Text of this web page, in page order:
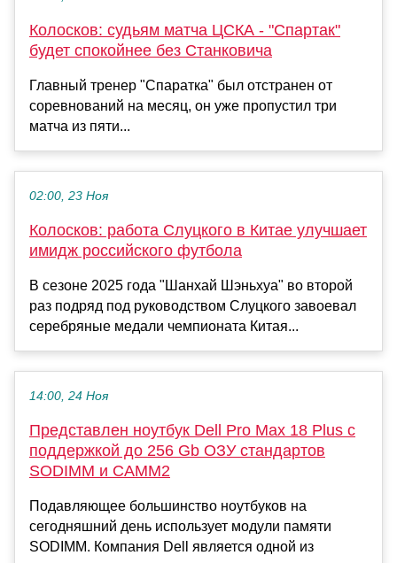
Колосков: судьям матча ЦСКА - "Спартак"
будет спокойнее без Станковича
Главный тренер "Спаратка" был отстранен от
соревнований на месяц, он уже пропустил три
матча из пяти...
02:00, 23 Ноя
Колосков: работа Слуцкого в Китае улучшает
имидж российского футбола
В сезоне 2025 года "Шанхай Шэньхуа" во второй
раз подряд под руководством Слуцкого завоевал
серебряные медали чемпионата Китая...
14:00, 24 Ноя
Представлен ноутбук Dell Pro Max 18 Plus с
поддержкой до 256 Gb ОЗУ стандартов
SODIMM и CAMM2
Подавляющее большинство ноутбуков на
сегодняшний день использует модули памяти
SODIMM. Компания Dell является одной из